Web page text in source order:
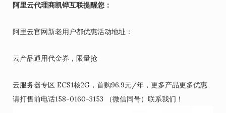
阿里云代理商凯铧互联提醒您：
阿里云官网新老用户都优惠活动地址：
云产品通用代金券，限量抢
云服务器专区 ECS1核2G，首购96.9元/年，更多产品更多优惠
请打售前电话158-0160-3153 （微信同号）联系我们！